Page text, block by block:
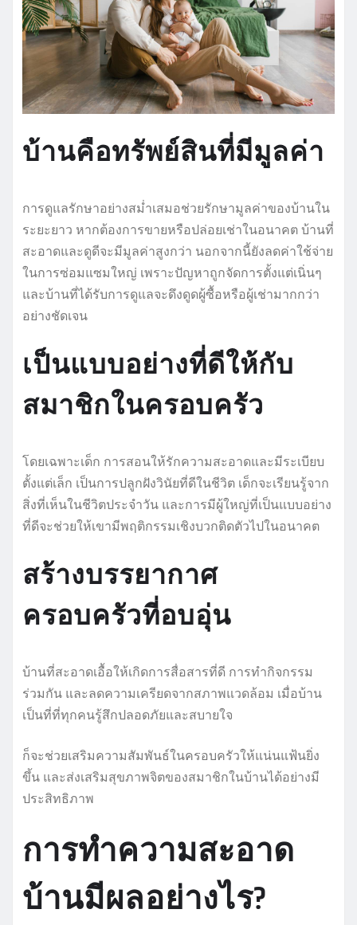
บ้านคือทรัพย์สินที่มีมูลค่า
การดูแลรักษาอย่างสม่ำเสมอช่วยรักษามูลค่าของบ้านใน
ระยะยาว หากต้องการขายหรือปล่อยเช่าในอนาคต บ้านที่
สะอาดและดูดีจะมีมูลค่าสูงกว่า นอกจากนี้ยังลดค่าใช้จ่าย
ในการซ่อมแซมใหญ่ เพราะปัญหาถูกจัดการตั้งแต่เนิ่นๆ
และบ้านที่ได้รับการดูแลจะดึงดูดผู้ซื้อหรือผู้เช่ามากกว่า
อย่างชัดเจน
เป็นแบบอย่างที่ดีให้กับ
สมาชิกในครอบครัว
โดยเฉพาะเด็ก การสอนให้รักความสะอาดและมีระเบียบ
ตั้งแต่เล็ก เป็นการปลูกฝังวินัยที่ดีในชีวิต เด็กจะเรียนรู้จาก
สิ่งที่เห็นในชีวิตประจำวัน และการมีผู้ใหญ่ที่เป็นแบบอย่าง
ที่ดีจะช่วยให้เขามีพฤติกรรมเชิงบวกติดตัวไปในอนาคต
สร้างบรรยากาศ
ครอบครัวที่อบอุ่น
บ้านที่สะอาดเอื้อให้เกิดการสื่อสารที่ดี การทำกิจกรรม
ร่วมกัน และลดความเครียดจากสภาพแวดล้อม เมื่อบ้าน
เป็นที่ที่ทุกคนรู้สึกปลอดภัยและสบายใจ
ก็จะช่วยเสริมความสัมพันธ์ในครอบครัวให้แน่นแฟ้นยิ่ง
ขึ้น และส่งเสริมสุขภาพจิตของสมาชิกในบ้านได้อย่างมี
ประสิทธิภาพ
การทำความสะอาด
บ้านมีผลอย่างไร?